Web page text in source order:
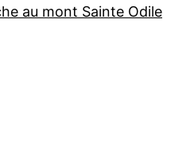
au mont Sainte Odile